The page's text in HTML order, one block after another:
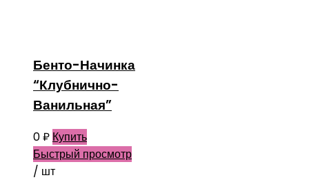
Бенто-Начинка
“Клубнично-
Ванильная”
0₽ Купить
Быстрый просмотр
/ шт